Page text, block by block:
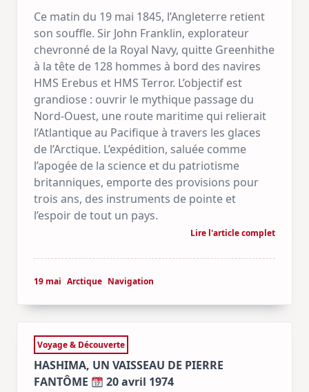
Ce matin du 19 mai 1845, l’Angleterre retient
son souffle. Sir John Franklin, explorateur
chevronné de la Royal Navy, quitte Greenhithe
à la tête de 128 hommes à bord des navires
HMS Erebus et HMS Terror. L’objectif est
grandiose : ouvrir le mythique passage du
Nord-Ouest, une route maritime qui relierait
l’Atlantique au Pacifique à travers les glaces
de l’Arctique. L’expédition, saluée comme
l’apogée de la science et du patriotisme
britanniques, emporte des provisions pour
trois ans, des instruments de pointe et
l’espoir de tout un pays.
Lire l'article complet
19 mai Arctique Navigation
Voyage & Découverte
HASHIMA, UN VAISSEAU DE PIERRE
FANTÔME
20 avril 1974